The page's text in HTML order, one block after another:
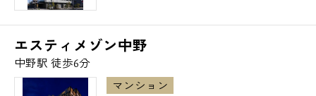
エスティメゾン中野
中野駅 徒歩6分
マンション